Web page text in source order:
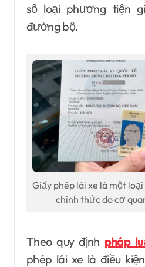
số loại phương tiện
đường bộ.
Giấy phép lái xe là một
chính thức do cơ
Theo quy định pháp
phép lái xe là điều